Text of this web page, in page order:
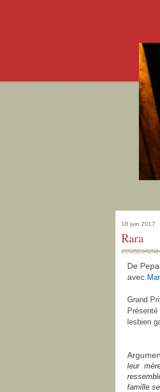
18 juin 2017
Rara
De
avec
Grand
lesbien
leur
famille